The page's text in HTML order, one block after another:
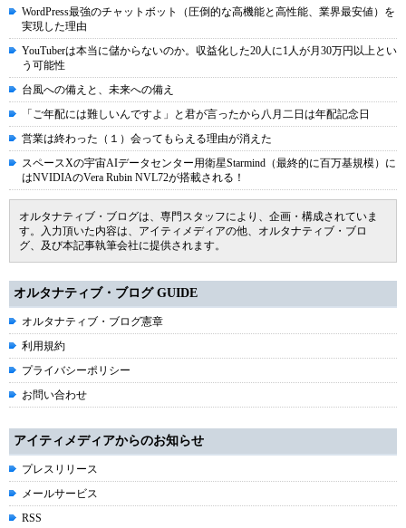
WordPress最強のチャットボット（圧倒的な高機能と高性能、業界最安値）を
実現した理由
YouTuberは本当に儲からないのか。収益化した20人に1人が月30万円以上とい
う可能性
台風への備えと、未来への備え
「ご年配には難しいんですよ」と君が言ったから八月二日は年配記念日
営業は終わった（１）会ってもらえる理由が消えた
スペースXの宇宙AIデータセンター用衛星Starmind（最終的に百万基規模）に
はNVIDIAのVera Rubin NVL72が搭載される！
オルタナティブ・ブログは、専門スタッフにより、企画・構成されていま
す。入力頂いた内容は、アイティメディアの他、オルタナティブ・ブロ
グ、及び本記事執筆会社に提供されます。
オルタナティブ・ブログ GUIDE
オルタナティブ・ブログ憲章
利用規約
プライバシーポリシー
お問い合わせ
アイティメディアからのお知らせ
プレスリリース
メールサービス
RSS